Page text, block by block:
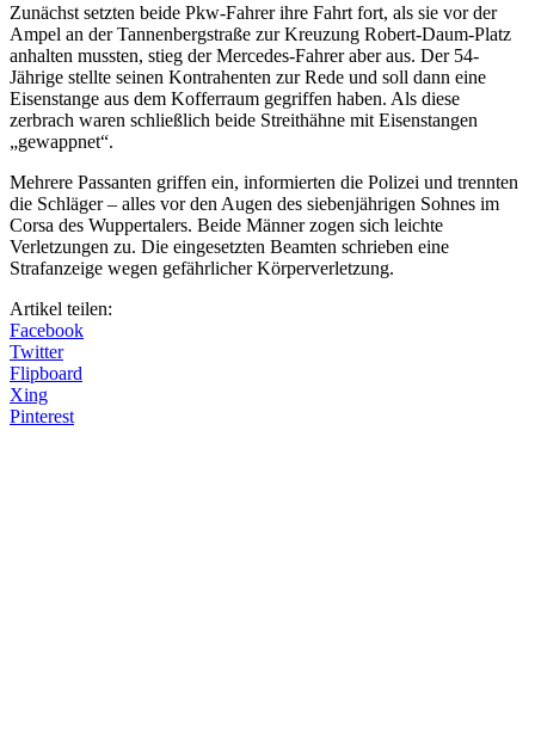
Zunächst setzten beide Pkw-Fahrer ihre Fahrt fort, als sie vor der
Ampel an der Tannenbergstraße zur Kreuzung Robert-Daum-Platz
anhalten mussten, stieg der Mercedes-Fahrer aber aus. Der 54-
Jährige stellte seinen Kontrahenten zur Rede und soll dann eine
Eisenstange aus dem Kofferraum gegriffen haben. Als diese
zerbrach waren schließlich beide Streithähne mit Eisenstangen
„gewappnet“.
Mehrere Passanten griffen ein, informierten die Polizei und trennten
die Schläger – alles vor den Augen des siebenjährigen Sohnes im
Corsa des Wuppertalers. Beide Männer zogen sich leichte
Verletzungen zu. Die eingesetzten Beamten schrieben eine
Strafanzeige wegen gefährlicher Körperverletzung.
Artikel teilen:
Facebook
Twitter
Flipboard
Xing
Pinterest